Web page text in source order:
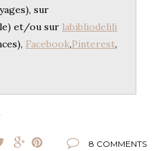
sur
et/ou sur labibliodelili
Facebook,Pinterest,
8 COMMENTS